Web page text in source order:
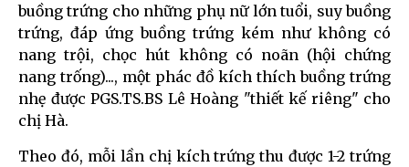
buồng trứng cho những phụ nữ lớn tuổi, suy buồng
trứng, đáp ứng buồng trứng kém như không có
nang trội, chọc hút không có noãn (hội chứng
nang trống)..., một phác đồ kích thích buồng trứng
nhẹ được PGS.TS.BS Lê Hoàng "thiết kế riêng" cho
chị Hà.
Theo đó, mỗi lần chị kích trứng thu được 1-2 trứng